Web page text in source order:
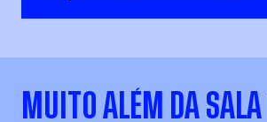
MUITO ALÉM DA SALA